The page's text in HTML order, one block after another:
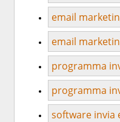
email
email
programma
programma
software invia